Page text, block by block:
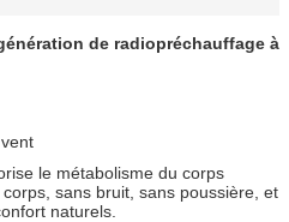
de radiopréchauffage à
le métabolisme du corps
sans bruit, sans poussière, et
naturels.